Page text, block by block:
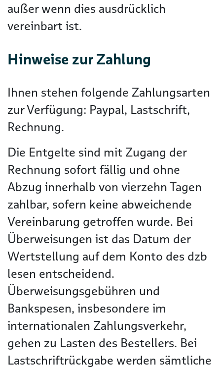
außer wenn dies ausdrücklich
vereinbart ist.
Hinweise zur Zahlung
Ihnen stehen folgende Zahlungsarten
zur Verfügung: Paypal, Lastschrift,
Rechnung.
Die Entgelte sind mit Zugang der
Rechnung sofort fällig und ohne
Abzug innerhalb von vierzehn Tagen
zahlbar, sofern keine abweichende
Vereinbarung getroffen wurde. Bei
Überweisungen ist das Datum der
Wertstellung auf dem Konto des dzb
lesen entscheidend.
Überweisungsgebühren und
Bankspesen, insbesondere im
internationalen Zahlungsverkehr,
gehen zu Lasten des Bestellers. Bei
Lastschriftrückgabe werden sämtliche